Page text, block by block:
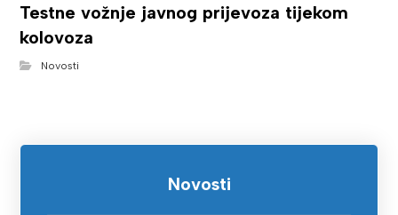
Testne vožnje javnog prijevoza tijekom
kolovoza
Novosti
Novosti